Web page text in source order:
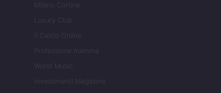
Milano Cortina
Luxury Club
Il Calcio Online
Professione mamma
World Music
Investimenti Magazine